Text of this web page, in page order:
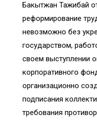
Бакытжан Тажибай
реформирование
невозможно без
государством,
своем выступлении
корпоративного
организационно
подписания
требования